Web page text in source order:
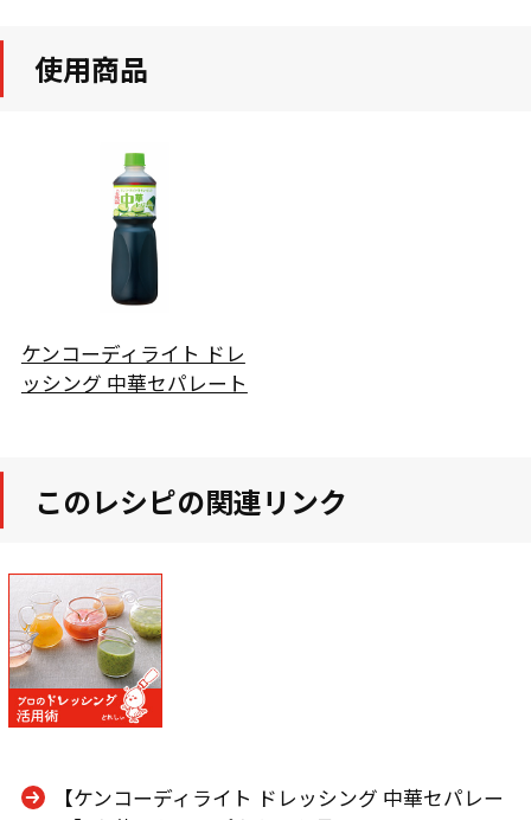
使用商品
ケンコーディライト ドレ
ッシング 中華セパレート
このレシピの関連リンク
【ケンコーディライト ドレッシング 中華セパレー